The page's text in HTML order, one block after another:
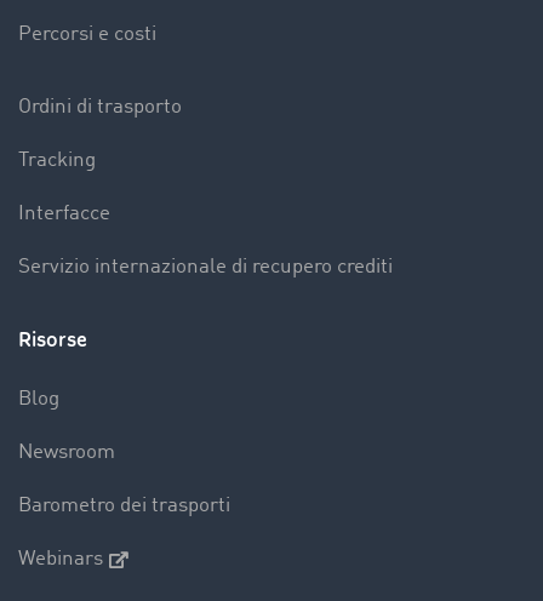
Percorsi e costi
Ordini di trasporto
Tracking
Interfacce
Servizio internazionale di recupero crediti
Risorse
Blog
Newsroom
Barometro dei trasporti
Webinars